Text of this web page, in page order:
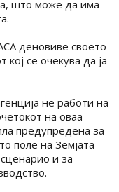
што може да има
деновиве своето
се очекува да ја
не работи на
на оваа
предупредена за
поле на Земјата
и за